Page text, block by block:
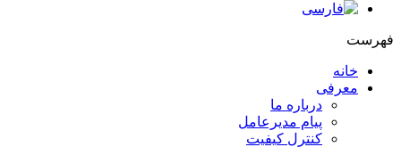
فهرست
خانه
معرفی
درباره ما
پیام مدیرعامل
کنترل کیفیت